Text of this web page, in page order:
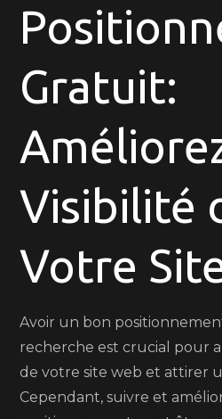
Gratuit:
Visibilité
Votre
Avoir un bon
recherche est crucial pour
de votre site web et attirer
Cependant, suivre et